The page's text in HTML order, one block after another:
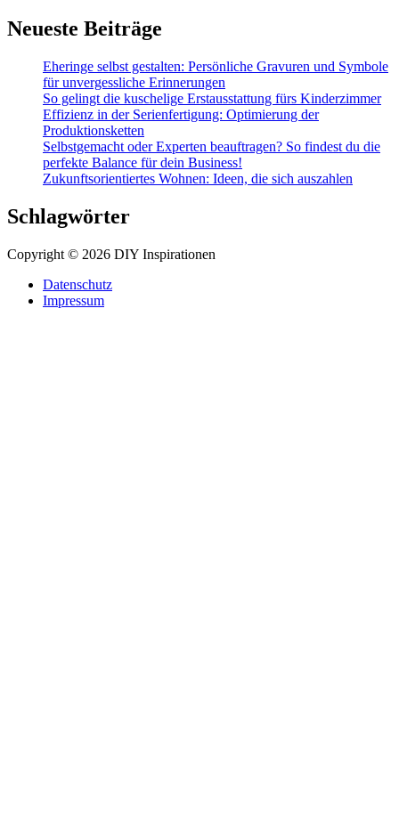
Neueste Beiträge
Eheringe selbst gestalten: Persönliche Gravuren und Symbole
für unvergessliche Erinnerungen
So gelingt die kuschelige Erstausstattung fürs Kinderzimmer
Effizienz in der Serienfertigung: Optimierung der
Produktionsketten
Selbstgemacht oder Experten beauftragen? So findest du die
perfekte Balance für dein Business!
Zukunftsorientiertes Wohnen: Ideen, die sich auszahlen
Schlagwörter
Copyright © 2026 DIY Inspirationen
Datenschutz
Impressum